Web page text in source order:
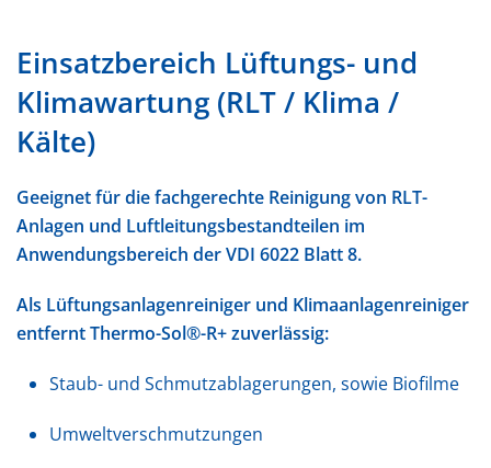
Einsatzbereich Lüftungs- und
Klimawartung (RLT / Klima /
Kälte)
Geeignet für die fachgerechte Reinigung von RLT-
Anlagen und Luftleitungsbestandteilen im
Anwendungsbereich der VDI 6022 Blatt 8.
Als Lüftungsanlagenreiniger und Klimaanlagenreiniger
entfernt Thermo-Sol®-R+ zuverlässig:
Staub- und Schmutzablagerungen, sowie Biofilme
Umweltverschmutzungen